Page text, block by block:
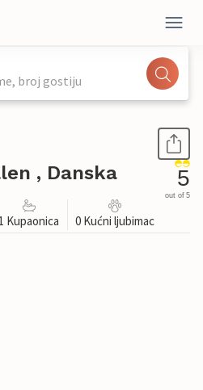
broj gostiju
, Danska 5
out of 5
1 Kupaonica 0 Kućni ljubimac